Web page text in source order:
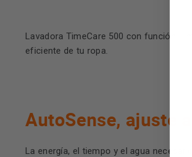
Lavadora TimeCare 500 con función
eficiente de tu ropa.
AutoSense, ajuste
La energía, el tiempo y el agua